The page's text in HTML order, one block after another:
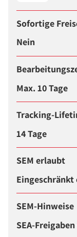
Sofortige
Nein
Max. 10 Tage
Tracking-
14 Tage
SEM erlaubt
SEM-Hinweise
SEA-